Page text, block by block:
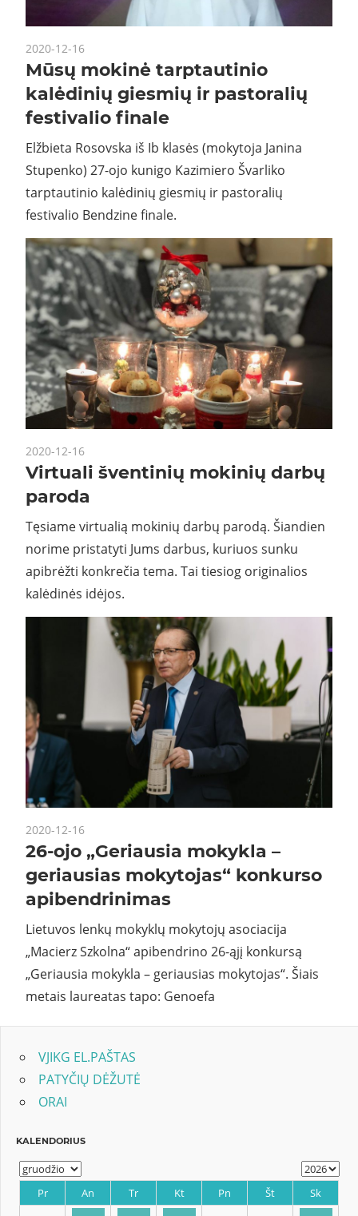
2020-12-16
Mūsų mokinė tarptautinio
kalėdinių giesmių ir pastoralių
festivalio finale
Elžbieta Rosovska iš Ib klasės (mokytoja Janina
Stupenko) 27-ojo kunigo Kazimiero Švarliko
tarptautinio kalėdinių giesmių ir pastoralių
festivalio Bendzine finale.
2020-12-16
Virtuali šventinių mokinių darbų
paroda
Tęsiame virtualią mokinių darbų parodą. Šiandien
norime pristatyti Jums darbus, kuriuos sunku
apibrėžti konkrečia tema. Tai tiesiog originalios
kalėdinės idėjos.
2020-12-16
26-ojo „Geriausia mokykla –
geriausias mokytojas“ konkurso
apibendrinimas
Lietuvos lenkų mokyklų mokytojų asociacija
„Macierz Szkolna“ apibendrino 26-ąjį konkursą
„Geriausia mokykla – geriausias mokytojas“. Šiais
metais laureatas tapo: Genoefa
VJIKG EL.PAŠTAS
PATYČIŲ DĖŽUTĖ
ORAI